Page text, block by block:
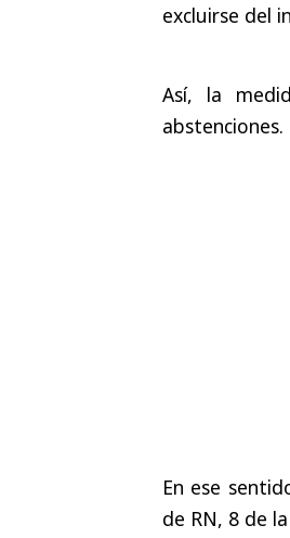
excluirse del
Así, la
abstenciones.
En ese
de RN, 8 de